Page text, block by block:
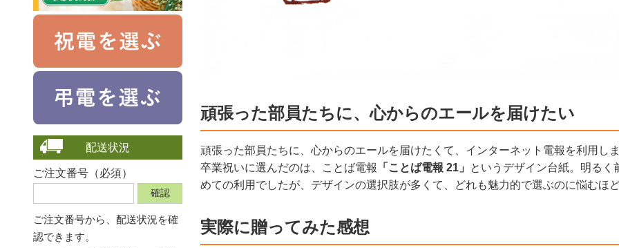
配送状況
ご注文番号（必須）
ご注文番号から、 配送状況を確
認できます。
頑張った部員たちに、心からのエールを届けたい
頑張った部員たちに、心からのエールを届けたくて、インターネット電報を利用しま
卒業祝いに選んだのは、ことば電報
「ことば電報 21」
というデザイン台紙。明る
めての利用でしたが、デザインの選択肢が多くて、どれも魅力的で選ぶのに悩むほど
実際に贈ってみた感想